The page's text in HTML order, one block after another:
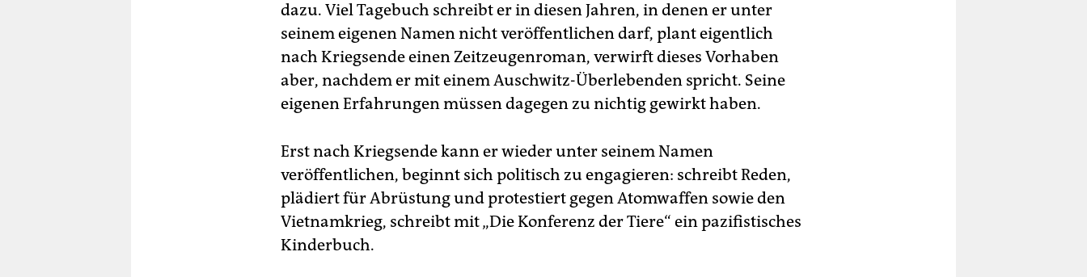
dazu. Viel Tagebuch schreibt er in diesen Jahren, in denen er unter
seinem eigenen Namen nicht veröffentlichen darf, plant eigentlich
nach Kriegsende einen Zeitzeugenroman, verwirft dieses Vorhaben
aber, nachdem er mit einem Auschwitz-Überlebenden spricht. Seine
eigenen Erfahrungen müssen dagegen zu nichtig gewirkt haben.
Erst nach Kriegsende kann er wieder unter seinem Namen
veröffentlichen, beginnt sich politisch zu engagieren: schreibt Reden,
plädiert für Abrüstung und protestiert gegen Atomwaffen sowie den
Vietnamkrieg, schreibt mit „Die Konferenz der Tiere“ ein pazifistisches
Kinderbuch.